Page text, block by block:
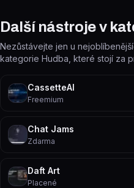
Další nástroje v
Nezůstávejte jen u
kategorie Hudba, které stojí za
CassetteAI
Freemium
Chat Jams
Zdarma
Daft Art
Placené